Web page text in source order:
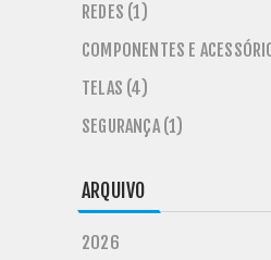
REDES (1)
COMPONENTES E
TELAS (4)
SEGURANÇA (1)
ARQUIVO
2026